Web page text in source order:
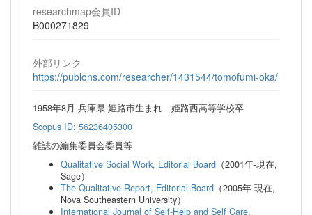
researchmap会員ID
B000271829
外部リンク
https://publons.com/researcher/1431544/tomofumi-oka/
1958年8月 兵庫県 姫路市生まれ 姫路西高等学校卒
Scopus ID: 56236405300
雑誌の編集委員会委員等
Qualitative Social Work, Editorial Board （2001年-現在,
Sage）
The Qualitative Report, Editorial Board （2005年-現在,
Nova Southeastern University）
International Journal of Self-Help and Self Care,